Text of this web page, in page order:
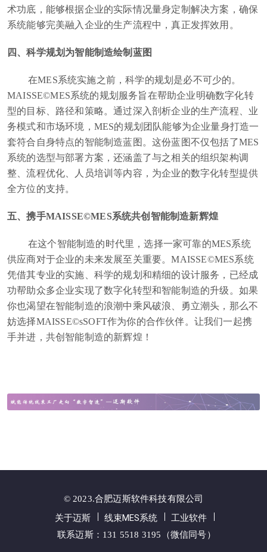
术功底，能够根据企业的实际情况量身定制解决方案，确保
系统能够完美融入企业的生产流程中，真正发挥效用。
四、科学规划为智能制造绘制蓝图
在MES系统实施之前，科学的规划是必不可少的。
MAISSE©MES系统的规划服务旨在帮助企业明确数字化转
型的目标、路径和策略。通过深入剖析企业的生产流程、业
务模式和市场环境，MES的规划团队能够为企业量身打造一
套符合自身特点的智能制造蓝图。这份蓝图不仅包括了MES
系统的选型与部署方案，还涵盖了与之相关的组织架构调
整、流程优化、人员培训等内容，为企业的数字化转型提供
全方位的支持。
五、携手MAISSE©MES系统共创智能制造新辉煌
在这个智能制造的时代里，选择一家可靠的MES系统
供应商对于企业的未来发展至关重要。MAISSE©MES系统
凭借其专业的实施、科学的规划和精细的设计服务，已经成
功帮助众多企业实现了数字化转型和智能制造的升级。如果
你也渴望在智能制造的浪潮中乘风破浪、勇立潮头，那么不
妨选择MAISSE©sSOFT作为你的合作伙伴。让我们一起携
手并进，共创智能制造的新辉煌！
© 2023.合肥迈斯软件科技有限公司
关于迈斯 线束MES系统 工业软件
联系迈斯：131 5518 3195（微信同号）